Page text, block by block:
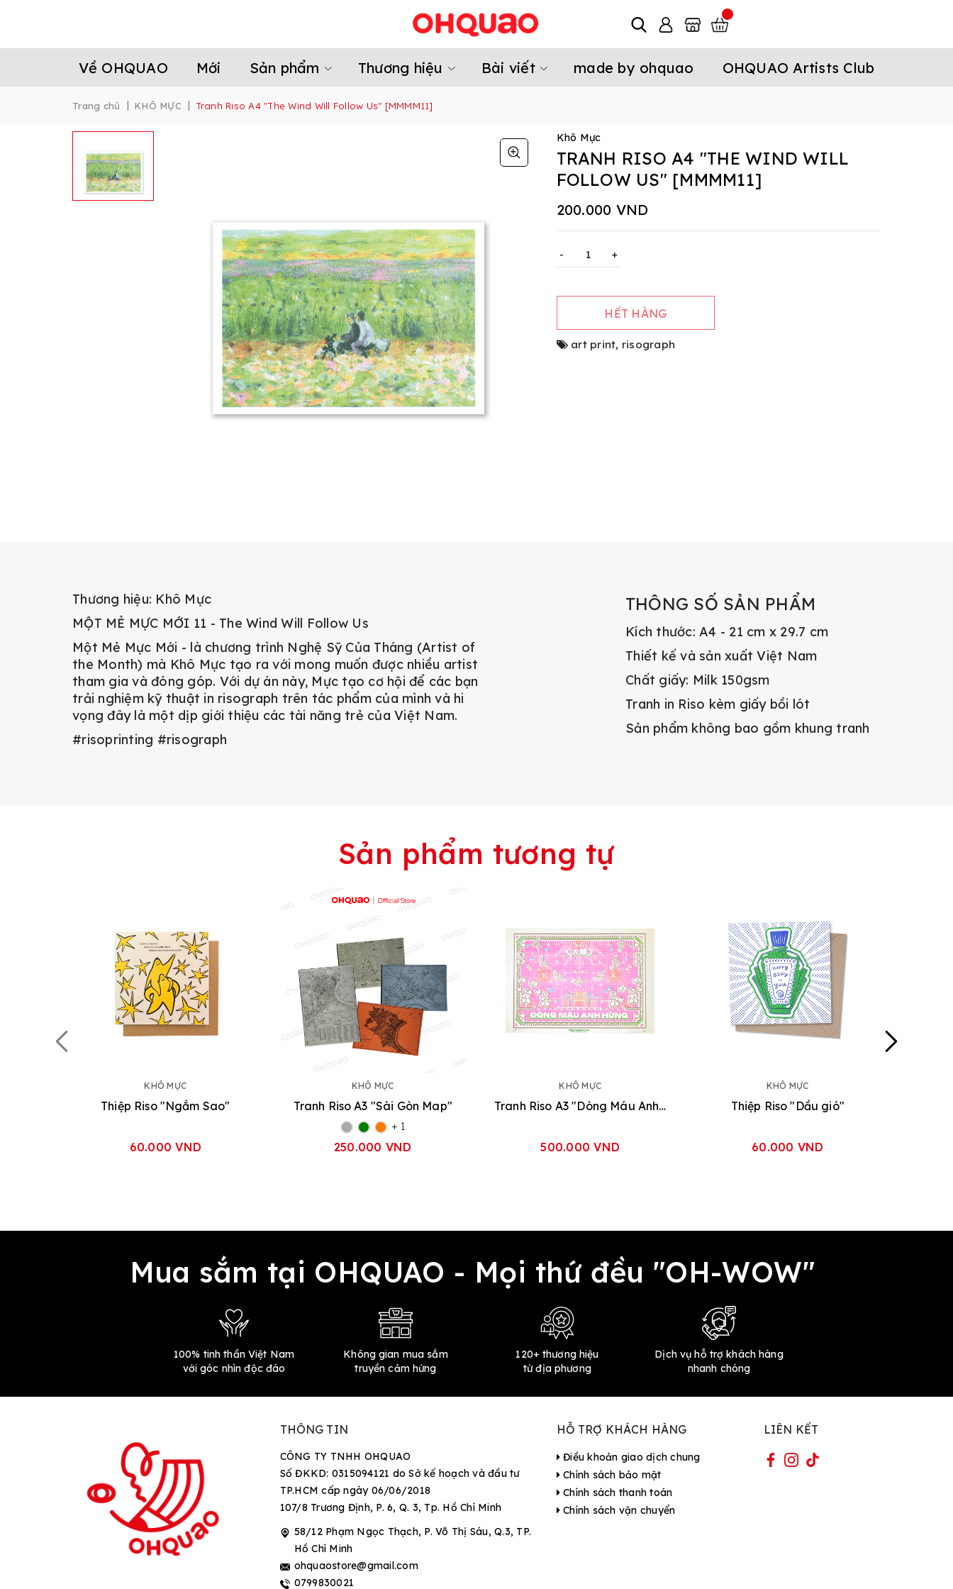
Về OHQUAO Mới Sản phẩm Thương hiệu Bài viết made by ohquao OHQUAO Artists Club
Trang chủ | KHÔ MỰC | Tranh Riso A4 "The Wind Will Follow Us" [MMMM11]
Khô Mực
TRANH RISO A4 "THE WIND WILL
FOLLOW US" [MMMM11]
200.000 VND
- +
HẾT HÀNG
art print, risograph
Thương hiệu: Khô Mực
MỘT MẺ MỰC MỚI 11 - The Wind Will Follow Us
Một Mẻ Mực Mới - là chương trình Nghệ Sỹ Của Tháng (Artist of
the Month) mà Khô Mực tạo ra với mong muốn được nhiều artist
tham gia và đóng góp. Với dự án này, Mực tạo cơ hội để các bạn
trải nghiệm kỹ thuật in risograph trên tác phẩm của mình và hi
vọng đây là một dịp giới thiệu các tài năng trẻ của Việt Nam.
#risoprinting #risograph
THÔNG SỐ SẢN PHẨM
Kích thước: A4 - 21 cm x 29.7 cm
Thiết kế và sản xuất Việt Nam
Chất giấy: Milk 150gsm
Tranh in Riso kèm giấy bồi lót
Sản phẩm không bao gồm khung tranh
Sản phẩm tương tự
KHÔ MỰC
Thiệp Riso "Ngắm Sao"
60.000 VND
KHÔ MỰC
Tranh Riso A3 "Sài Gòn Map"
+ 1
250.000 VND
KHÔ MỰC
Tranh Riso A3 "Dòng Máu Anh Hùng'
500.000 VND
KHÔ MỰC
Thiệp Riso "Dầu gió"
60.000 VND
Mua sắm tại OHQUAO - Mọi thứ đều "OH-WOW"
100% tinh thần Việt Nam
với góc nhìn độc đáo
Không gian mua sắm
truyền cảm hứng
120+ thương hiệu
từ địa phương
Dịch vụ hỗ trợ khách hàng
nhanh chóng
THÔNG TIN
CÔNG TY TNHH OHQUAO
Số ĐKKD: 0315094121 do Sở kế hoạch và đầu tư
TP.HCM cấp ngày 06/06/2018
107/8 Trương Định, P. 6, Q. 3, Tp. Hồ Chí Minh
58/12 Phạm Ngọc Thạch, P. Võ Thị Sáu, Q.3, TP.
Hồ Chí Minh
ohquaostore@gmail.com
0799830021
HỖ TRỢ KHÁCH HÀNG
Điều khoản giao dịch chung
Chính sách bảo mật
Chính sách thanh toán
Chính sách vận chuyển
LIÊN KẾT